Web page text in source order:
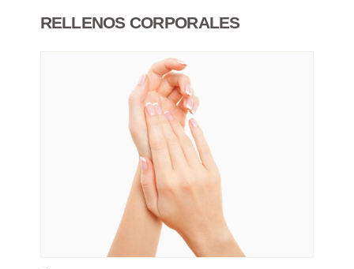
RELLENOS CORPORALES